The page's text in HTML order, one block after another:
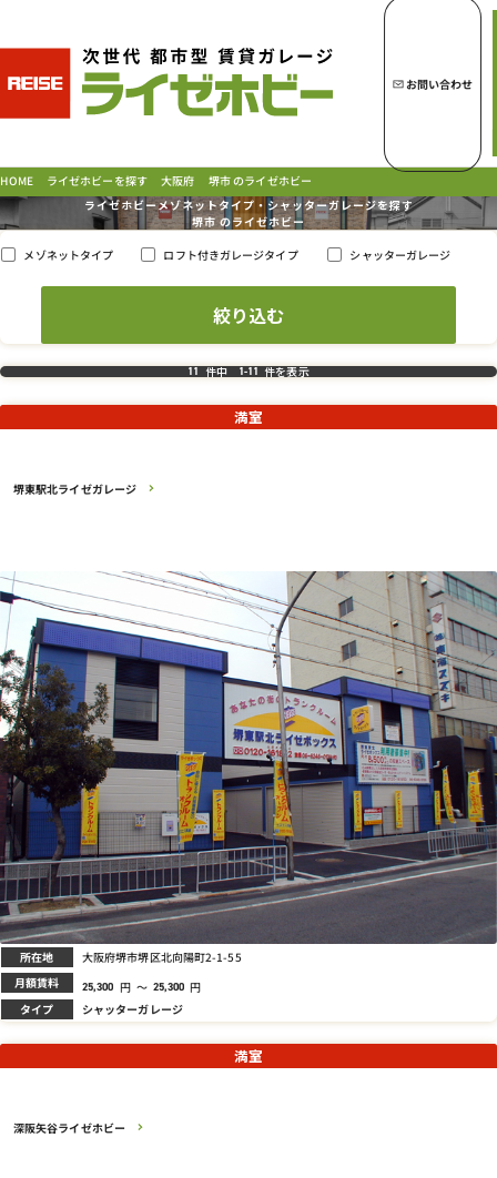
ライゼホビーの魅力
ラインナップ
ご契約の流れ・お支払方法
プライバシーポリシー
お問い合わせ
HOME ライゼホビーを探す 大阪府 堺市 のライゼホビー
ライゼホビーメゾネットタイプ・シャッターガレージを探す
堺市 のライゼホビー
メゾネットタイプ ロフト付きガレージタイプ シャッターガレージ
11 件中 1-11 件を表示
堺東駅北ライゼガレージ
満室
所在地 大阪府堺市堺区北向陽町2-1-55
月額賃料 25,300 円 ～ 25,300 円
タイプ シャッターガレージ
深阪矢谷ライゼホビー
満室